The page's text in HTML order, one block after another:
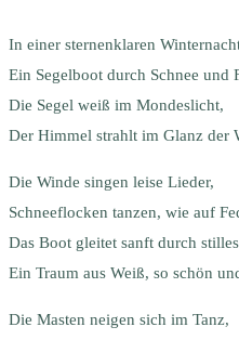
In einer sternenklaren
Ein Segelboot durch Schnee und
Die Segel weiß im Mondeslicht,
Der Himmel strahlt im Glanz der
Die Winde singen leise Lieder,
Schneeflocken tanzen, wie auf
Das Boot gleitet sanft durch
Ein Traum aus Weiß, so schön
Die Masten neigen sich im Tanz,